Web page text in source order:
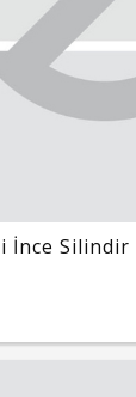
İnce Silindir